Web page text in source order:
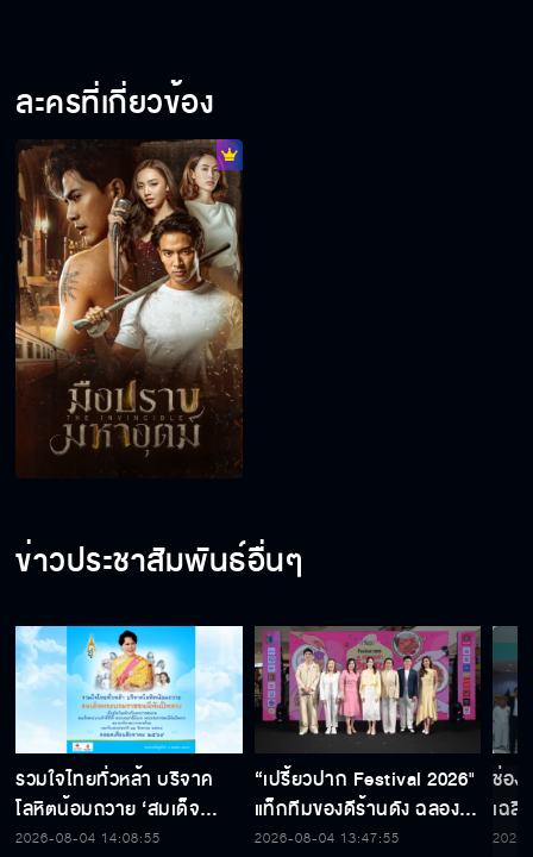
ละครที่เกี่ยวข้อง
ข่าวประชาสัมพันธ์อื่นๆ
รวมใจไทยทั่วหล้า บริจาค
โลหิตน้อมถวาย ‘สมเด็จ
พระบรมราชชนนีพันปีหลวง’
2026-08-04 14:08:55
“เปรี้ยวปาก Festival 2026"
แท็กทีมของดีร้านดัง ฉลอง
ก้าวสู่ปีที่ 23
2026-08-04 13:47:55
ช่อง
เฉลิ
สมเ